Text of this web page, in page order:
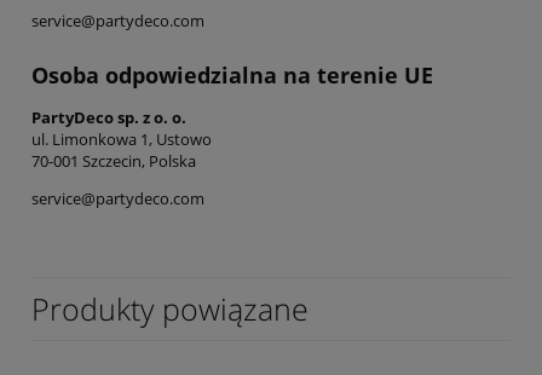
service@partydeco.com
Osoba odpowiedzialna na terenie UE
PartyDeco sp. z o. o.
ul. Limonkowa 1, Ustowo
70-001 Szczecin, Polska
service@partydeco.com
Produkty powiązane